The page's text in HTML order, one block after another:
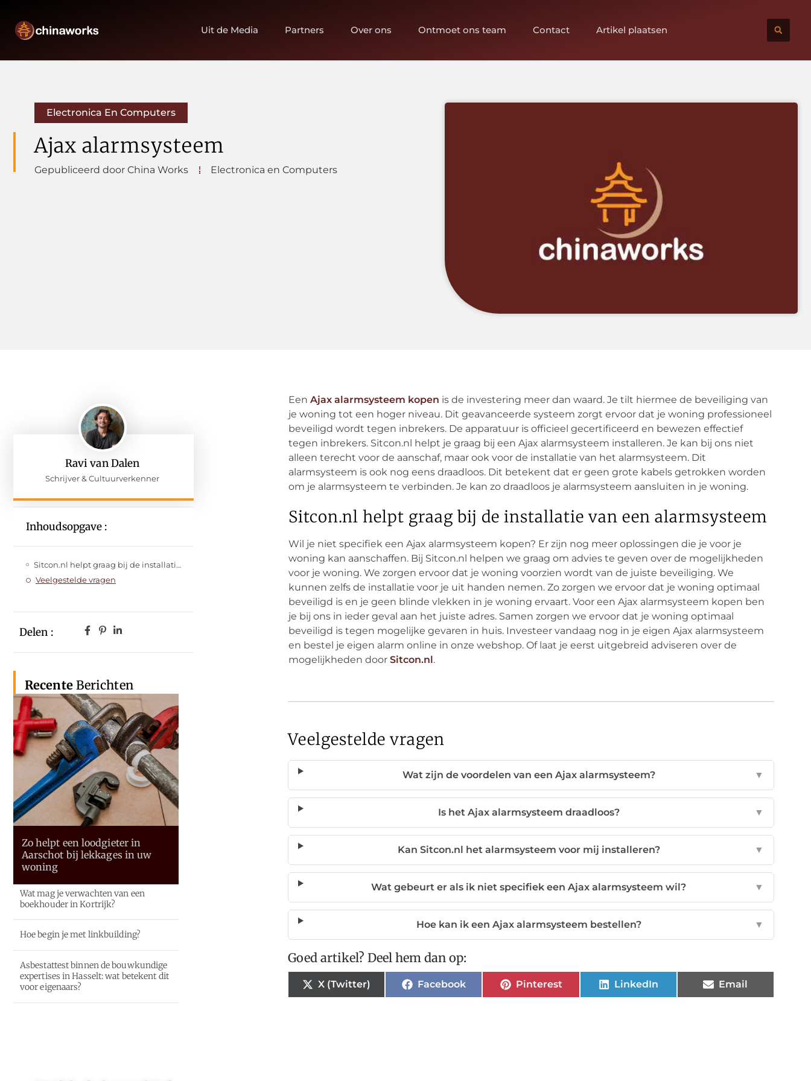
Uit de Media Partners Over ons Ontmoet ons team Contact Artikel plaatsen
Electronica En Computers
Ajax alarmsysteem
Gepubliceerd door China Works Electronica en Computers
Ravi van Dalen
Schrijver & Cultuurverkenner
Inhoudsopgave :
Sitcon.nl helpt graag bij de installatie van een alarmsysteem
Veelgestelde vragen
Delen :
RecenteBerichten
Zo helpt een loodgieter in
Aarschot bij lekkages in uw
woning
Wat mag je verwachten van een
boekhouder in Kortrijk?
Hoe begin je met linkbuilding?
Asbestattest binnen de bouwkundige
expertises in Hasselt: wat betekent dit
voor eigenaars?
Een Ajax alarmsysteem kopen is de investering meer dan waard. Je tilt hiermee de beveiliging van
je woning tot een hoger niveau. Dit geavanceerde systeem zorgt ervoor dat je woning professioneel
beveiligd wordt tegen inbrekers. De apparatuur is officieel gecertificeerd en bewezen effectief
tegen inbrekers. Sitcon.nl helpt je graag bij een Ajax alarmsysteem installeren. Je kan bij ons niet
alleen terecht voor de aanschaf, maar ook voor de installatie van het alarmsysteem. Dit
alarmsysteem is ook nog eens draadloos. Dit betekent dat er geen grote kabels getrokken worden
om je alarmsysteem te verbinden. Je kan zo draadloos je alarmsysteem aansluiten in je woning.
Sitcon.nl helpt graag bij de installatie van een alarmsysteem
Wil je niet specifiek een Ajax alarmsysteem kopen? Er zijn nog meer oplossingen die je voor je
woning kan aanschaffen. Bij Sitcon.nl helpen we graag om advies te geven over de mogelijkheden
voor je woning. We zorgen ervoor dat je woning voorzien wordt van de juiste beveiliging. We
kunnen zelfs de installatie voor je uit handen nemen. Zo zorgen we ervoor dat je woning optimaal
beveiligd is en je geen blinde vlekken in je woning ervaart. Voor een Ajax alarmsysteem kopen ben
je bij ons in ieder geval aan het juiste adres. Samen zorgen we ervoor dat je woning optimaal
beveiligd is tegen mogelijke gevaren in huis. Investeer vandaag nog in je eigen Ajax alarmsysteem
en bestel je eigen alarm online in onze webshop. Of laat je eerst uitgebreid adviseren over de
mogelijkheden door Sitcon.nl.
Veelgestelde vragen
Wat zijn de voordelen van een Ajax alarmsysteem? ▼
Is het Ajax alarmsysteem draadloos? ▼
Kan Sitcon.nl het alarmsysteem voor mij installeren? ▼
Wat gebeurt er als ik niet specifiek een Ajax alarmsysteem wil? ▼
Hoe kan ik een Ajax alarmsysteem bestellen? ▼
Goed artikel? Deel hem dan op:
X (Twitter) Facebook Pinterest LinkedIn Email